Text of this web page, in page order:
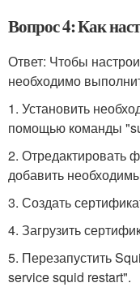
Вопрос 4: Как
Ответ: Чтобы
необходимо
1. Установить
помощью команды
2. Отредактировать
добавить
3. Создать
4. Загрузить
5. Перезапустить
service squid restart".